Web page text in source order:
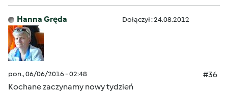
Hanna Gręda Dołączył : 24.08.2012
pon., 06/06/2016 - 02:48
#36
Kochane zaczynamy nowy tydzień